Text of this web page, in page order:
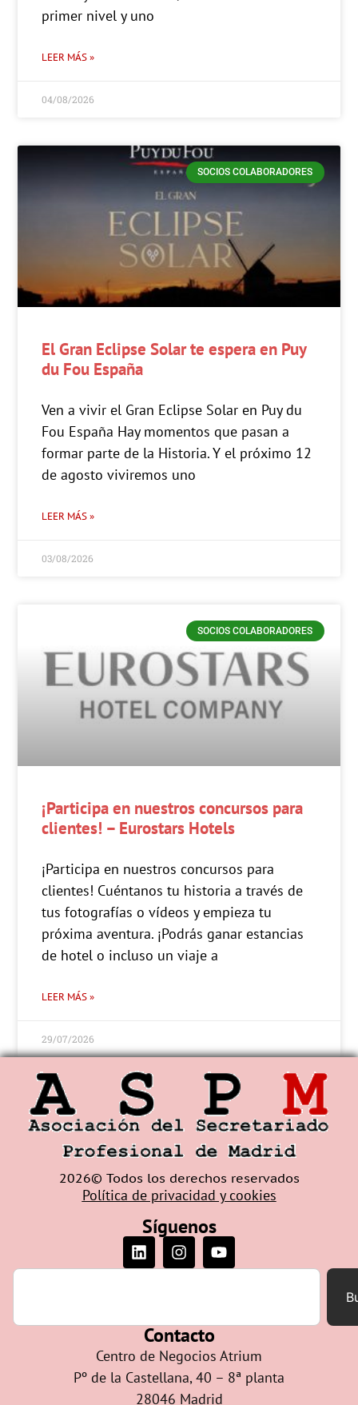
primer nivel y uno
LEER MÁS »
04/08/2026
SOCIOS COLABORADORES
El Gran Eclipse Solar te espera en Puy
du Fou España
Ven a vivir el Gran Eclipse Solar en Puy du
Fou España Hay momentos que pasan a
formar parte de la Historia. Y el próximo 12
de agosto viviremos uno
LEER MÁS »
03/08/2026
SOCIOS COLABORADORES
¡Participa en nuestros concursos para
clientes! – Eurostars Hotels
¡Participa en nuestros concursos para
clientes! Cuéntanos tu historia a través de
tus fotografías o vídeos y empieza tu
próxima aventura. ¡Podrás ganar estancias
de hotel o incluso un viaje a
LEER MÁS »
29/07/2026
2026© Todos los derechos reservados
Política de privacidad y cookies
Síguenos
Contacto
Centro de Negocios Atrium
Pº de la Castellana, 40 – 8ª planta
28046 Madrid